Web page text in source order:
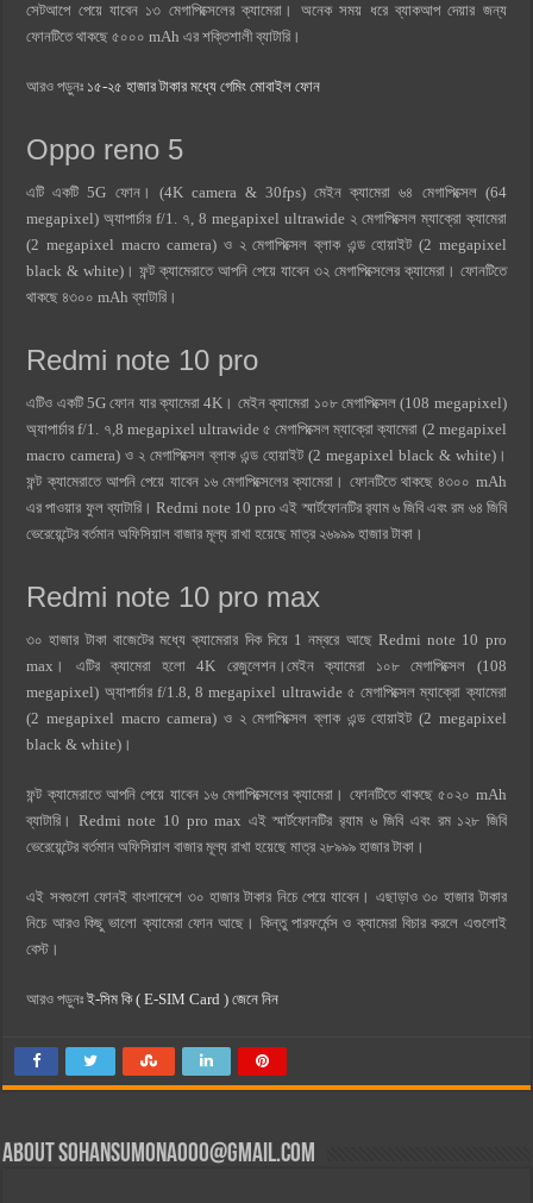
সেটআপে পেয়ে যাবেন ১৩ মেগাপিক্সেলের ক্যামেরা। অনেক সময় ধরে ব্যাকআপ দেয়ার জন্য
ফোনটিতে থাকছে ৫০০০ mAh এর শক্তিশালী ব্যাটারি।
আরও পড়ুনঃ ১৫-২৫ হাজার টাকার মধ্যে গেমিং মোবাইল ফোন
Oppo reno 5
এটি একটি 5G ফোন। (4K camera & 30fps) মেইন ক্যামেরা ৬৪ মেগাপিক্সেল (64
megapixel) অ্যাপার্চার f/1. ৭, 8 megapixel ultrawide ২ মেগাপিক্সেল ম্যাক্রো ক্যামেরা
(2 megapixel macro camera) ও ২ মেগাপিক্সেল ব্লাক এন্ড হোয়াইট (2 megapixel
black & white)। ফন্ট ক্যামেরাতে আপনি পেয়ে যাবেন ৩২ মেগাপিক্সেলের ক্যামেরা। ফোনটিতে
থাকছে ৪৩০০ mAh ব্যাটারি।
Redmi note 10 pro
এটিও একটি 5G ফোন যার ক্যামেরা 4K। মেইন ক্যামেরা ১০৮ মেগাপিক্সেল (108 megapixel)
অ্যাপার্চার f/1. ৭,8 megapixel ultrawide ৫ মেগাপিক্সেল ম্যাক্রো ক্যামেরা (2 megapixel
macro camera) ও ২ মেগাপিক্সেল ব্লাক এন্ড হোয়াইট (2 megapixel black & white)।
ফন্ট ক্যামেরাতে আপনি পেয়ে যাবেন ১৬ মেগাপিক্সেলের ক্যামেরা। ফোনটিতে থাকছে ৪৩০০ mAh
এর পাওয়ার ফুল ব্যাটারি। Redmi note 10 pro এই স্মার্টফোনটির র‍্যাম ৬ জিবি এবং রম ৬৪ জিবি
ভেরেয়েন্টের বর্তমান অফিসিয়াল বাজার মূল্য রাখা হয়েছে মাত্র ২৬৯৯৯ হাজার টাকা।
Redmi note 10 pro max
৩০ হাজার টাকা বাজেটের মধ্যে ক্যামেরার দিক দিয়ে 1 নম্বরে আছে Redmi note 10 pro
max। এটির ক্যামেরা হলো 4K রেজুলেশন।মেইন ক্যামেরা ১০৮ মেগাপিক্সেল (108
megapixel) অ্যাপার্চার f/1.8, 8 megapixel ultrawide ৫ মেগাপিক্সেল ম্যাক্রো ক্যামেরা
(2 megapixel macro camera) ও ২ মেগাপিক্সেল ব্লাক এন্ড হোয়াইট (2 megapixel
black & white)।
ফন্ট ক্যামেরাতে আপনি পেয়ে যাবেন ১৬ মেগাপিক্সেলের ক্যামেরা। ফোনটিতে থাকছে ৫০২০ mAh
ব্যাটারি। Redmi note 10 pro max এই স্মার্টফোনটির র‍্যাম ৬ জিবি এবং রম ১২৮ জিবি
ভেরেয়েন্টের বর্তমান অফিসিয়াল বাজার মূল্য রাখা হয়েছে মাত্র ২৮৯৯৯ হাজার টাকা।
এই সবগুলো ফোনই বাংলাদেশে ৩০ হাজার টাকার নিচে পেয়ে যাবেন। এছাড়াও ৩০ হাজার টাকার
নিচে আরও কিছু ভালো ক্যামেরা ফোন আছে। কিন্তু পারফর্মেন্স ও ক্যামেরা বিচার করলে এগুলোই
বেস্ট।
আরও পড়ুনঃই-সিম কি ( E-SIM Card ) জেনে নিন
Aboutsohansumona000@gmail.com